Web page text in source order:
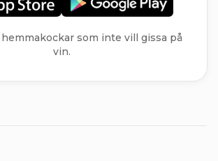
som inte vill gissa på
vin.